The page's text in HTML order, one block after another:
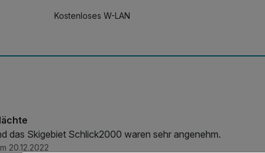
Kostenloses W-LAN
das Skigebiet Schlick2000 waren sehr angenehm.
20.12.2022